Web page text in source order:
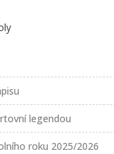
legendou
roku 2025/2026